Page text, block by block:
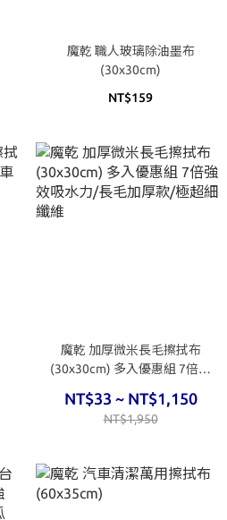
魔乾 職人玻璃除油墨布
(30x30cm)
NT$159
魔乾 加厚微米長毛擦拭布
(30x30cm) 多入優惠組 7倍強
纖維
NT$33 ~ NT$1,150
NT$1,950